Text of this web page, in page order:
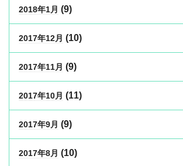
2018年1月 (9)
2017年12月 (10)
2017年11月 (9)
2017年10月 (11)
2017年9月 (9)
2017年8月 (10)